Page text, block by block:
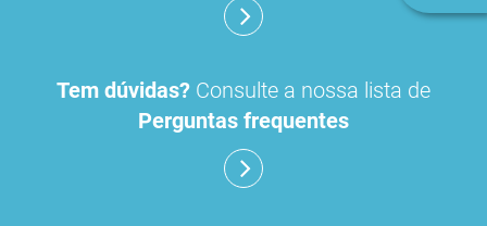
Tem dúvidas? Consulte a nossa lista de
Perguntas frequentes